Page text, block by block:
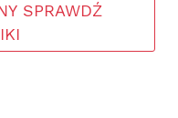
SPRAWDŹ